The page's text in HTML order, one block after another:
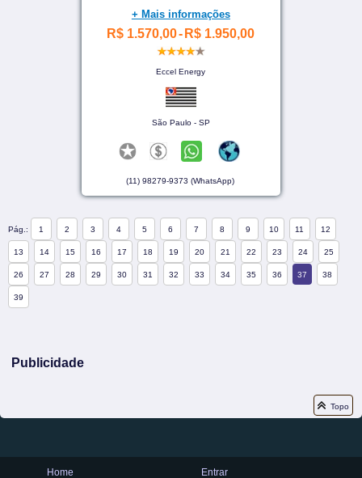
+ Mais informações
R$ 1.570,00- R$ 1.950,00
Eccel Energy
São Paulo - SP
(11) 98279-9373 (WhatsApp)
Pág.: 1 2 3 4 5 6 7 8 9 10 11 12
13 14 15 16 17 18 19 20 21 22 23 24 25
26 27 28 29 30 31 32 33 34 35 36 37 38
39
Publicidade
Topo
Home Entrar